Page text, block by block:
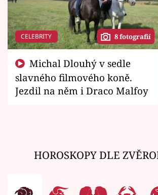
CELEBRITY 8 fotografií
slavného filmového koně.
Jezdil na něm i Draco Malfoy
HOROSKOPY DLE